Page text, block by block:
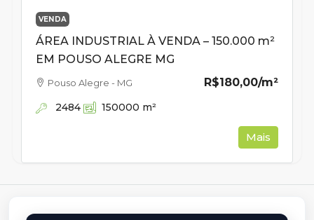
VENDA
ÁREA INDUSTRIAL À VENDA – 150.000 m²
EM POUSO ALEGRE MG
R$180,00/m²
Pouso Alegre - MG
2484 150000 m²
Mais